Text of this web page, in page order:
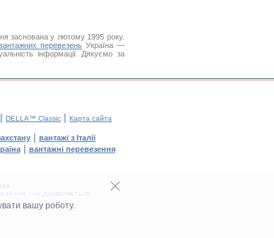
вашу роботу.
заснована у лютому 1995 року.
перевезеньУкраїна —
інформації. Дякуємо за
| DELLA™ Classic | Карта сайта
| вантажі з Італії
| вантажні перевезення
- не дозволяється.